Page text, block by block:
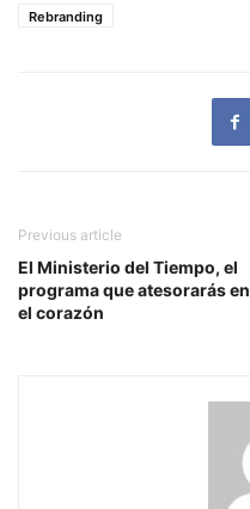
Rebranding
Previous article
El Ministerio del Tiempo, el
programa que atesorarás en
el corazón